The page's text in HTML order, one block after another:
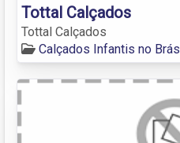
Tottal Calçados
Tottal Calçados
Calçados Infantis no Brás